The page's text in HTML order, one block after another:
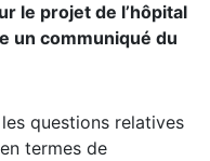
le projet de l’hôpital
un communiqué du
questions relatives
termes de